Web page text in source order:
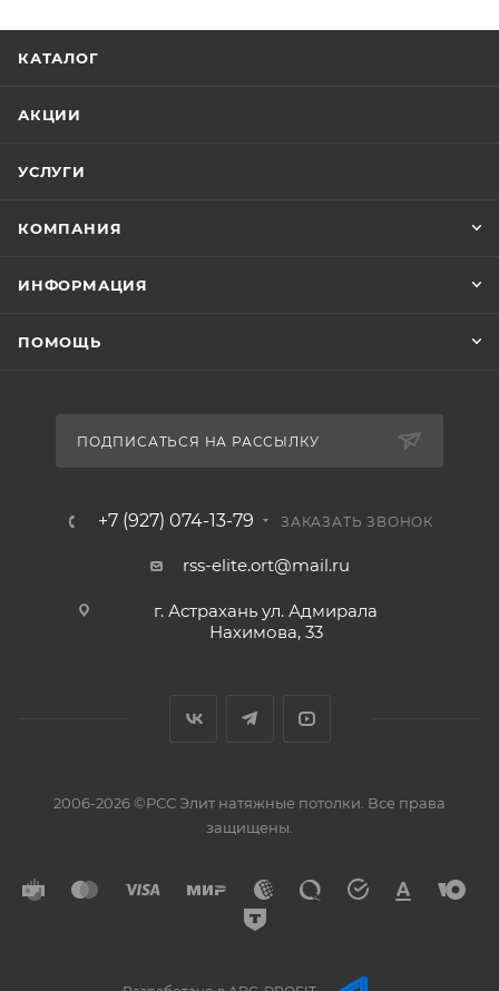
КАТАЛОГ
АКЦИИ
УСЛУГИ
КОМПАНИЯ
ИНФОРМАЦИЯ
ПОМОЩЬ
ПОДПИСАТЬСЯ НА РАССЫЛКУ
+7 (927) 074-13-79 ЗАКАЗАТЬ ЗВОНОК
rss-elite.ort@mail.ru
г. Астрахань ул. Адмирала
Нахимова, 33
2006-2026 ©РСС Элит натяжные потолки. Все права
защищены.